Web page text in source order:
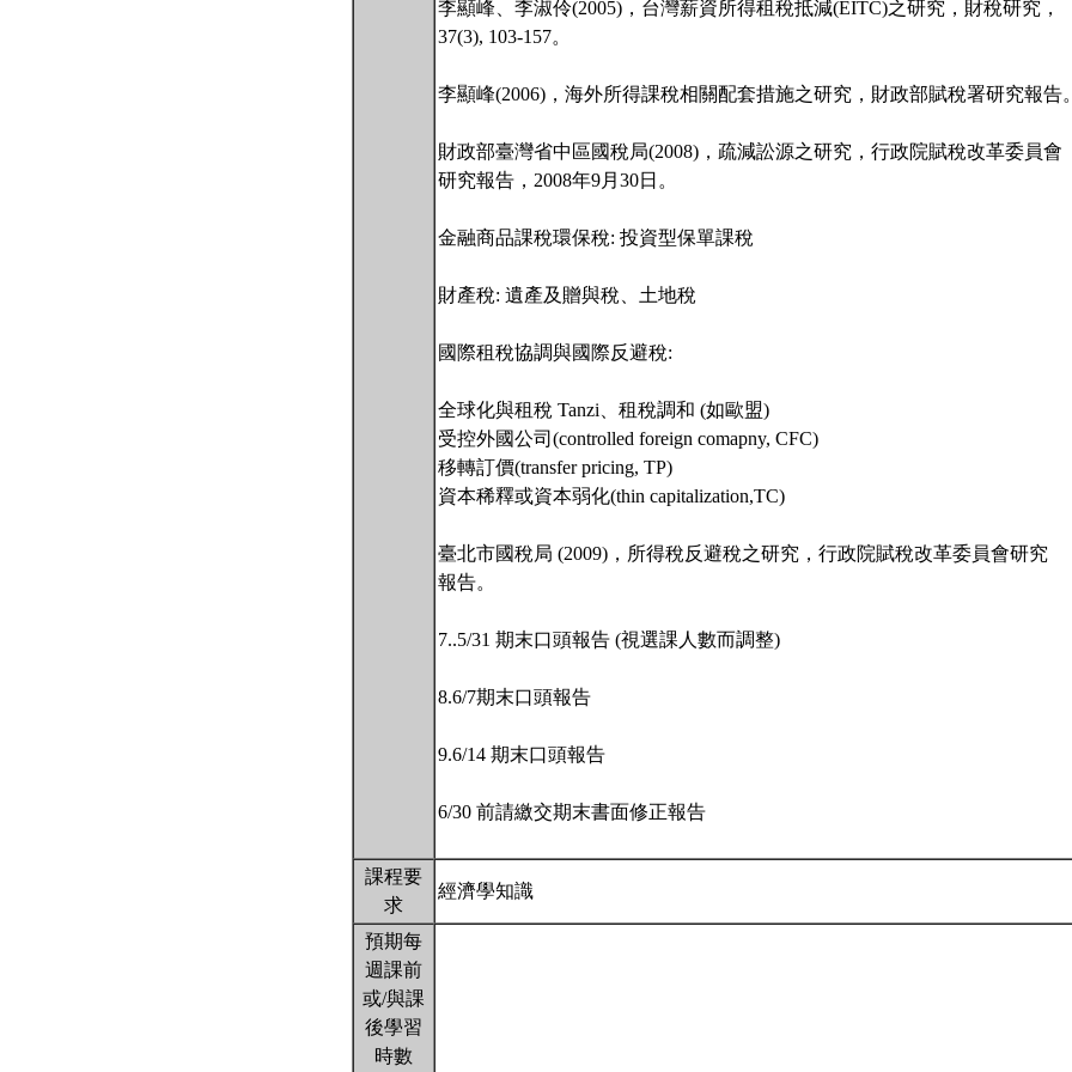
李顯峰、李淑伶(2005)，台灣薪資所得租稅抵減(EITC)之研究，財稅研究，
37(3), 103-157。
李顯峰(2006)，海外所得課稅相關配套措施之研究，財政部賦稅署研究報告
財政部臺灣省中區國稅局(2008)，疏減訟源之研究，行政院賦稅改革委員會
研究報告，2008年9月30日。
金融商品課稅環保稅: 投資型保單課稅
財產稅: 遺產及贈與稅、土地稅
國際租稅協調與國際反避稅:
全球化與租稅 Tanzi、租稅調和 (如歐盟)
受控外國公司(controlled foreign comapny, CFC)
移轉訂價(transfer pricing, TP)
資本稀釋或資本弱化(thin capitalization,TC)
臺北市國稅局 (2009)，所得稅反避稅之研究，行政院賦稅改革委員會研究
報告。
7..5/31 期末口頭報告 (視選課人數而調整)
8.6/7期末口頭報告
9.6/14 期末口頭報告
6/30 前請繳交期末書面修正報告
課程要
求
經濟學知識
預期每
週課前
或/與課
後學習
時數